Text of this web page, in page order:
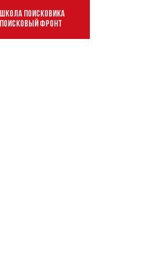
ШКОЛА ПОИСКОВИКА
ПОИСКОВЫЙ ФРОНТ